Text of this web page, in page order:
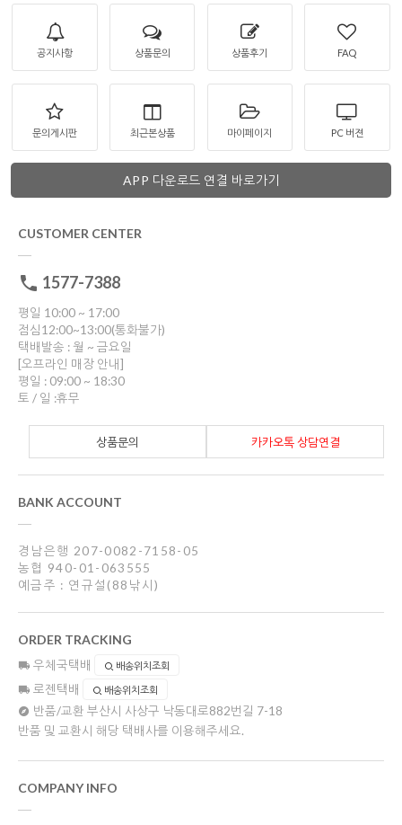
공지사항 상품문의 상품후기 FAQ
문의게시판 최근본상품 마이페이지 PC 버젼
APP 다운로드 연결 바로가기
CUSTOMER CENTER
1577-7388
평일 10:00 ~ 17:00
점심12:00~13:00(통화불가)
택배발송 : 월 ~ 금요일
[오프라인 매장 안내]
평일 : 09:00 ~ 18:30
토 / 일 :휴무
카카오톡 상담연결
상품문의
BANK ACCOUNT
경남은행 207-0082-7158-05
농협 940-01-063555
예금주 : 연규설(88낚시)
ORDER TRACKING
우체국택배 배송위치조회
로젠택배 배송위치조회
반품/교환 부산시 사상구 낙동대로882번길 7-18
반품 및 교환시 해당 택배사를 이용해주세요.
COMPANY INFO